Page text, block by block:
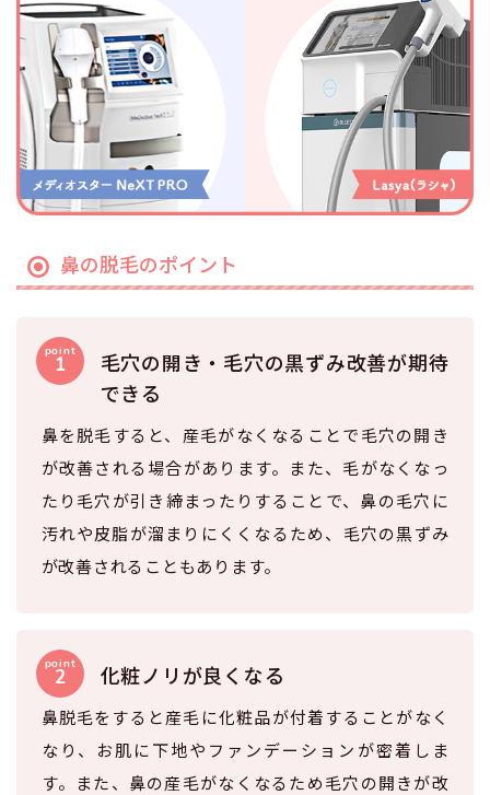
鼻の脱毛のポイント
毛穴の開き・毛穴の黒ずみ改善が期待
できる
鼻を脱毛すると、産毛がなくなることで毛穴の開き
が改善される場合があります。また、毛がなくなっ
たり毛穴が引き締まったりすることで、鼻の毛穴に
汚れや皮脂が溜まりにくくなるため、毛穴の黒ずみ
が改善されることもあります。
化粧ノリが良くなる
鼻脱毛をすると産毛に化粧品が付着することがなく
なり、お肌に下地やファンデーションが密着しま
す。また、鼻の産毛がなくなるため毛穴の開きが改